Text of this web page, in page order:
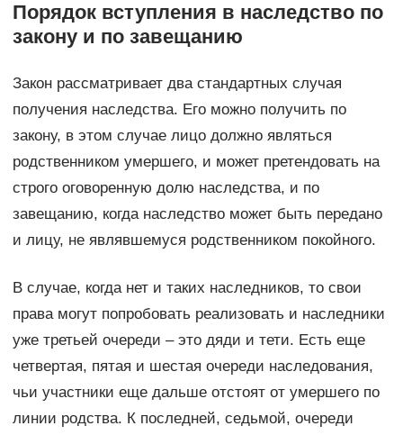
Порядок вступления в наследство по
закону и по завещанию
Закон рассматривает два стандартных случая
получения наследства. Его можно получить по
закону, в этом случае лицо должно являться
родственником умершего, и может претендовать на
строго оговоренную долю наследства, и по
завещанию, когда наследство может быть передано
и лицу, не являвшемуся родственником покойного.
В случае, когда нет и таких наследников, то свои
права могут попробовать реализовать и наследники
уже третьей очереди – это дяди и тети. Есть еще
четвертая, пятая и шестая очереди наследования,
чьи участники еще дальше отстоят от умершего по
линии родства. К последней, седьмой, очереди